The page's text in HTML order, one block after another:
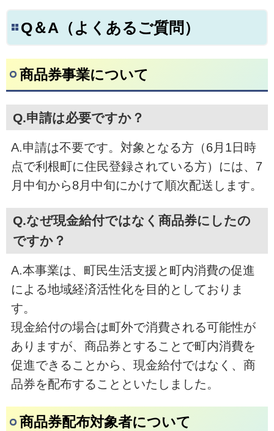
Q＆A（よくあるご質問）
商品券事業について
Q.申請は必要ですか？
A.申請は不要です。対象となる方（6月1日時
点で利根町に住民登録されている方）には、7
月中旬から8月中旬にかけて順次配送します。
Q.なぜ現金給付ではなく商品券にしたの
ですか？
A.本事業は、町民生活支援と町内消費の促進
による地域経済活性化を目的としておりま
す。
現金給付の場合は町外で消費される可能性が
ありますが、商品券とすることで町内消費を
促進できることから、現金給付ではなく、商
品券を配布することといたしました。
商品券配布対象者について